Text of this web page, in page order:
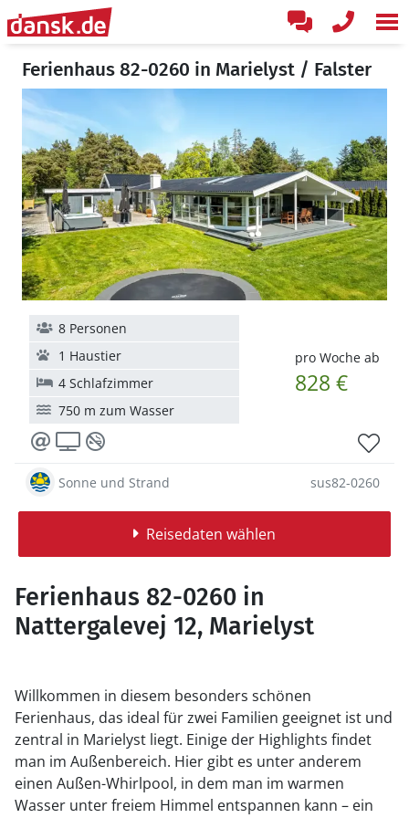
Ferienhaus 82-0260 in Marielyst / Falster
pro Woche ab
828 €
8 Personen
1 Haustier
4 Schlafzimmer
750 m zum Wasser
Sonne und Strand sus82-0260
Reisedaten wählen
Ferienhaus 82-0260 in
Nattergalevej 12, Marielyst
Willkommen in diesem besonders schönen
Ferienhaus, das ideal für zwei Familien geeignet ist und
zentral in Marielyst liegt. Einige der Highlights findet
man im Außenbereich. Hier gibt es unter anderem
einen Außen-Whirlpool, in dem man im warmen
Wasser unter freiem Himmel entspannen kann – ein